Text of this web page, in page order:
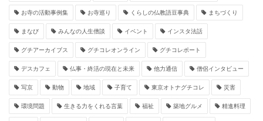
お寺の活動事例集 お寺巡り くらしの仏教語豆事典 まちづくり
まなび みんなの人生僧談 イベント インスタ法話
グチアーカイブス グチコレオンライン グチコレポート
デスカフェ 仏事・終活の現在と未来 他力通信 僧侶インタビュー
写京 動物 地域 子育て 東京オトナグチコレ 災害
環境問題 生きる力をくれる言葉 福祉 築地グルメ 精進料理